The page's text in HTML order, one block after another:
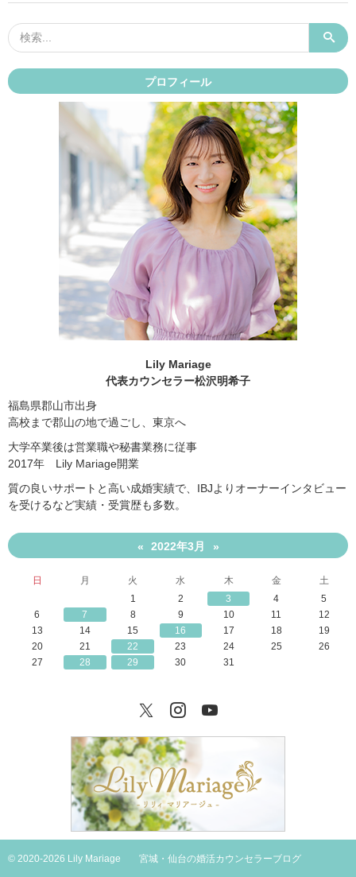
プロフィール
Lily Mariage
代表カウンセラー松沢明希子
福島県郡山市出身
高校まで郡山の地で過ごし、東京へ
大学卒業後は営業職や秘書業務に従事
2017年 Lily Mariage開業
質の良いサポートと高い成婚実績で、IBJよりオーナーインタビュー
を受けるなど実績・受賞歴も多数。
« 2022年3月 »
日 月 火 水 木 金
土
1
2 3 4
5
6
7 8 9 10 11
12
13
14 15 16 17 18
19
20
21 22 23 24 25
26
27
28 29 30 31
TwitterInstagram
© 2020-2026 Lily Mariage 宮城・仙台の婚活カウンセラーブログ